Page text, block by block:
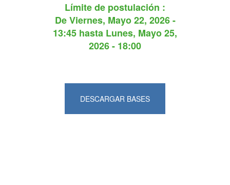
Límite de postulación :
DeViernes, Mayo 22, 2026 -
13:45 hasta Lunes, Mayo 25,
2026 - 18:00
DESCARGAR BASES